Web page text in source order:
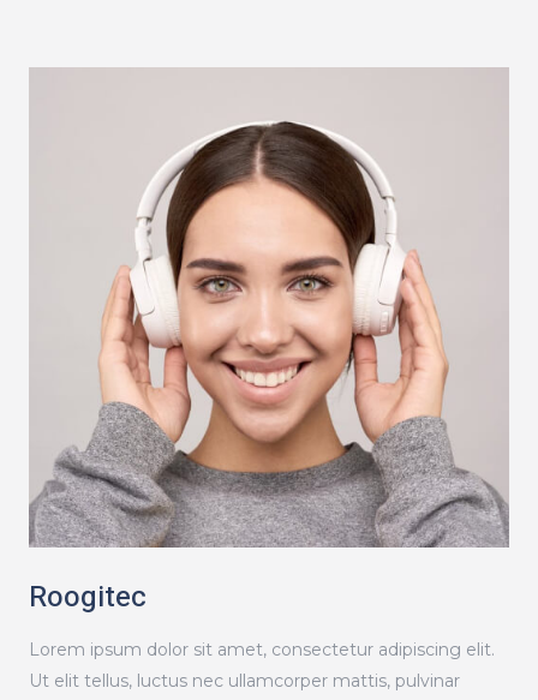
Roogitec
Lorem ipsum dolor sit amet, consectetur adipiscing elit.
Ut elit tellus, luctus nec ullamcorper mattis, pulvinar